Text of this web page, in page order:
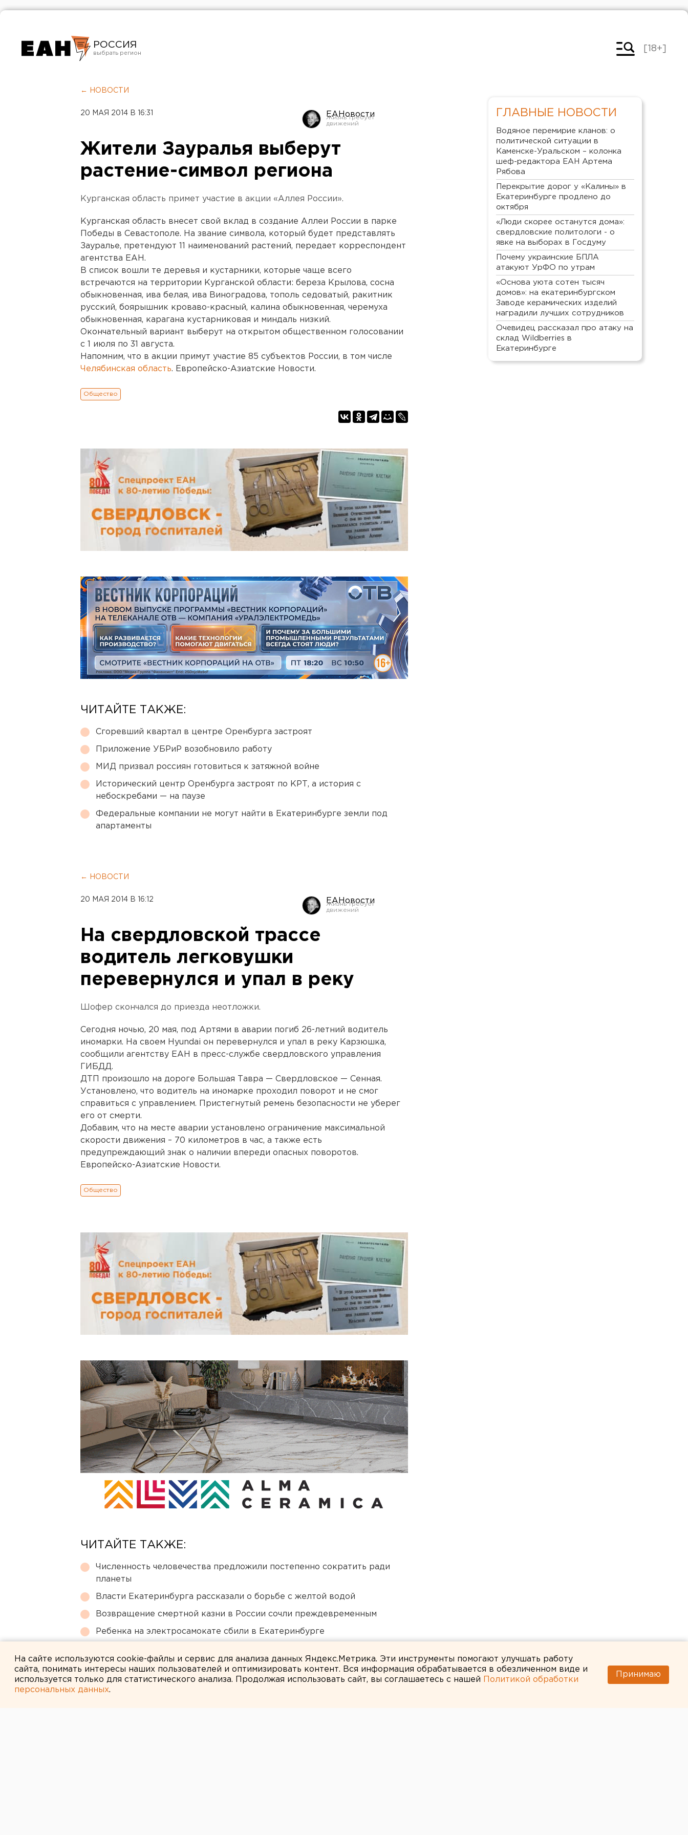
РОССИЯ
Челябинск
[18+]
← НОВОСТИ
20 МАЯ 2014 В 16:31 ЕАНовости
Жители Зауралья выберут
растение-символ региона
Курганская область примет участие в акции «Аллея России».
Курганская область внесет свой вклад в создание Аллеи России в парке
Победы в Севастополе. На звание символа, который будет представлять
Зауралье, претендуют 11 наименований растений, передает корреспондент
агентства ЕАН.
В список вошли те деревья и кустарники, которые чаще всего
встречаются на территории Курганской области: береза Крылова, сосна
обыкновенная, ива белая, ива Виноградова, тополь седоватый, ракитник
русский, боярышник кроваво-красный, калина обыкновенная, черемуха
обыкновенная, карагана кустарниковая и миндаль низкий.
Окончательный вариант выберут на открытом общественном голосовании
с 1 июля по 31 августа.
Напомним, что в акции примут участие 85 субъектов России, в том числе
Челябинская область. Европейско-Азиатские Новости.
Общество
ЧИТАЙТЕ ТАКЖЕ:
Сгоревший квартал в центре Оренбурга застроят
Приложение УБРиР возобновило работу
МИД призвал россиян готовиться к затяжной войне
Исторический центр Оренбурга застроят по КРТ, а история с
небоскребами — на паузе
Федеральные компании не могут найти в Екатеринбурге земли под
апартаменты
← НОВОСТИ
20 МАЯ 2014 В 16:12 ЕАНовости
На свердловской трассе
водитель легковушки
перевернулся и упал в реку
Шофер скончался до приезда неотложки.
Сегодня ночью, 20 мая, под Артями в аварии погиб 26-летний водитель
иномарки. На своем Hyundai он перевернулся и упал в реку Карзюшка,
сообщили агентству ЕАН в пресс-службе свердловского управления
ГИБДД.
ДТП произошло на дороге Большая Тавра — Свердловское — Сенная.
Установлено, что водитель на иномарке проходил поворот и не смог
справиться с управлением. Пристегнутый ремень безопасности не уберег
его от смерти.
Добавим, что на месте аварии установлено ограничение максимальной
скорости движения – 70 километров в час, а также есть
предупреждающий знак о наличии впереди опасных поворотов.
Европейско-Азиатские Новости.
Общество
ЧИТАЙТЕ ТАКЖЕ:
Численность человечества предложили постепенно сократить ради
планеты
Власти Екатеринбурга рассказали о борьбе с желтой водой
Возвращение смертной казни в России сочли преждевременным
Ребенка на электросамокате сбили в Екатеринбурге
ГЛАВНЫЕ НОВОСТИ
Водяное перемирие кланов: о
политической ситуации в
Каменске-Уральском – колонка
шеф-редактора ЕАН Артема
Рябова
Перекрытие дорог у «Калины» в
Екатеринбурге продлено до
октября
«Люди скорее останутся дома»:
свердловские политологи - о
явке на выборах в Госдуму
Почему украинские БПЛА
атакуют УрФО по утрам
«Основа уюта сотен тысяч
домов»: на екатеринбургском
Заводе керамических изделий
наградили лучших сотрудников
Очевидец рассказал про атаку на
склад Wildberries в
Екатеринбурге
На сайте используются cookie-файлы и сервис для анализа данных Яндекс.Метрика. Эти инструменты помогают улучшать работу
сайта, понимать интересы наших пользователей и оптимизировать контент. Вся информация обрабатывается в обезличенном виде и
используется только для статистического анализа. Продолжая использовать сайт, вы соглашаетесь с нашей
Политикой обработки
персональных данных.
Принимаю